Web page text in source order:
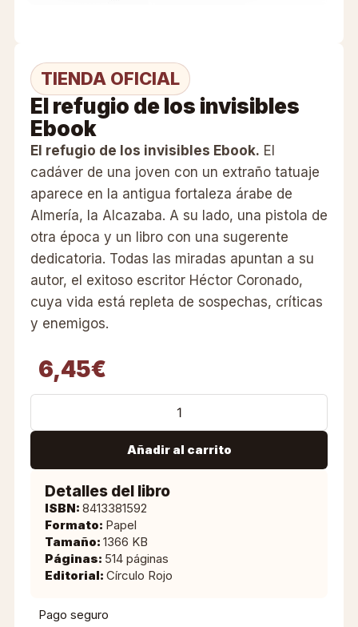
TIENDA OFICIAL
El refugio de los invisibles
Ebook
El refugio de los invisibles Ebook. El
cadáver de una joven con un extraño tatuaje
aparece en la antigua fortaleza árabe de
Almería, la Alcazaba. A su lado, una pistola de
otra época y un libro con una sugerente
dedicatoria. Todas las miradas apuntan a su
autor, el exitoso escritor Héctor Coronado,
cuya vida está repleta de sospechas, críticas
y enemigos.
6,45€
Añadir al carrito
Detalles del libro
ISBN: 8413381592
Formato: Papel
Tamaño: 1366 KB
Páginas: 514 páginas
Editorial: Círculo Rojo
Pago seguro